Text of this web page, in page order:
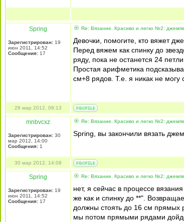
Spring
Зарегистрирован: 19
июн 2011, 14:52
Сообщения: 17
Re: Вязание. Красиво и легко №2:
Девочки, помогите, кто вяжет
Перед вяжем как спинку до
ряду, пока не останется 24
Простая арифметика
см+8 рядов. Т.е. я никак не
28 мар 2012, 08:13
mnbvcxz
Зарегистрирован: 30
мар 2012, 14:00
Сообщения: 1
Re: Вязание. Красиво и легко №2:
Spring, вы закончили вязать
30 мар 2012, 14:08
Spring
Зарегистрирован: 19
июн 2011, 14:52
Сообщения: 17
Re: Вязание. Красиво и легко №2:
нет, я сейчас в процессе
же как и спинку до **".
должны стоять до 16 см прямых
мы потом прямыми рядами